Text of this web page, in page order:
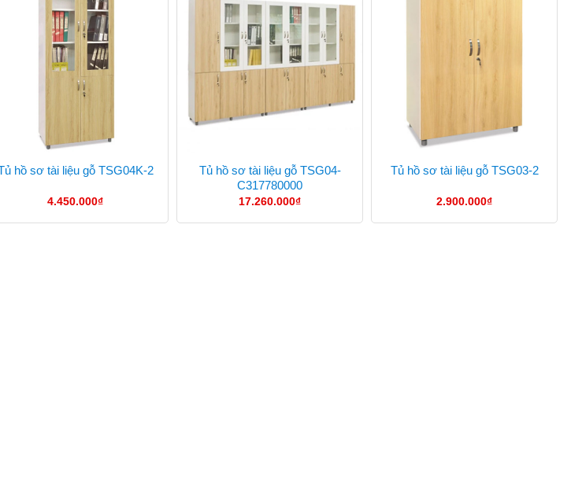
hồ sơ tài liệu gỗ TSG04K-2
4.450.000₫
Tủ hồ sơ tài liệu gỗ TSG04-
C317780000
17.260.000₫
Tủ hồ sơ tài liệu gỗ TSG03-2
2.900.000₫